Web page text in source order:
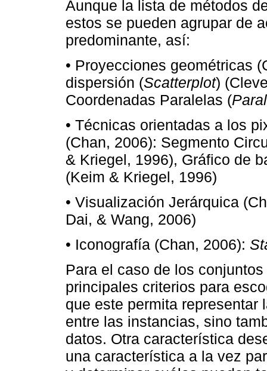
Aunque la lista de métodos
estos se pueden agrupar de
predominante, así:
• Proyecciones geométricas
dispersión (Scatterplot)
Coordenadas Paralelas (
• Técnicas orientadas a los
(Chan, 2006): Segmento
& Kriegel, 1996), Gráfico de
(Keim & Kriegel, 1996)
• Visualización Jerárquica
Dai, & Wang, 2006)
• Iconografía (Chan, 2006):
Para el caso de los
principales criterios para
que este permita
entre las instancias, sino
datos. Otra característica
una característica a la vez